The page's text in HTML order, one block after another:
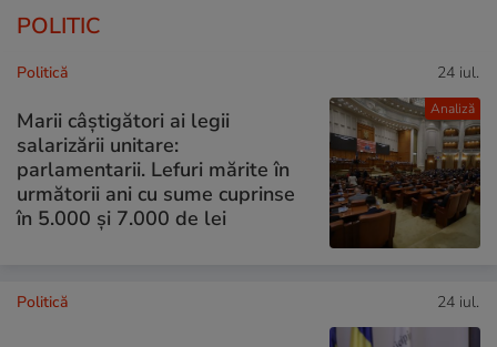
POLITIC
Analiză
Politică 24 iul.
Marii câștigători ai legii
salarizării unitare:
parlamentarii. Lefuri mărite în
următorii ani cu sume cuprinse
în 5.000 și 7.000 de lei
Politică 24 iul.